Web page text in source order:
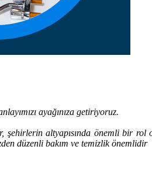
ayağınıza getiriyoruz.
altyapısında önemli bir rol
düzenli bakım ve temizlik önemlidir